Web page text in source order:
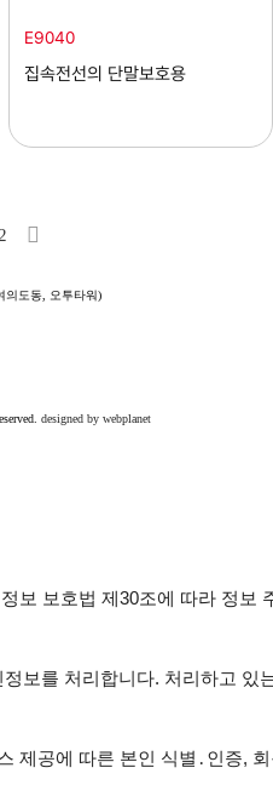
E9040
집속전선의 단말보호용
2
의도동, 오투타워)
designed by webplanet
정보 보호법 제30조에 따라 정
보를 처리합니다. 처리하고
제공에 따른 본인 식별․인증,